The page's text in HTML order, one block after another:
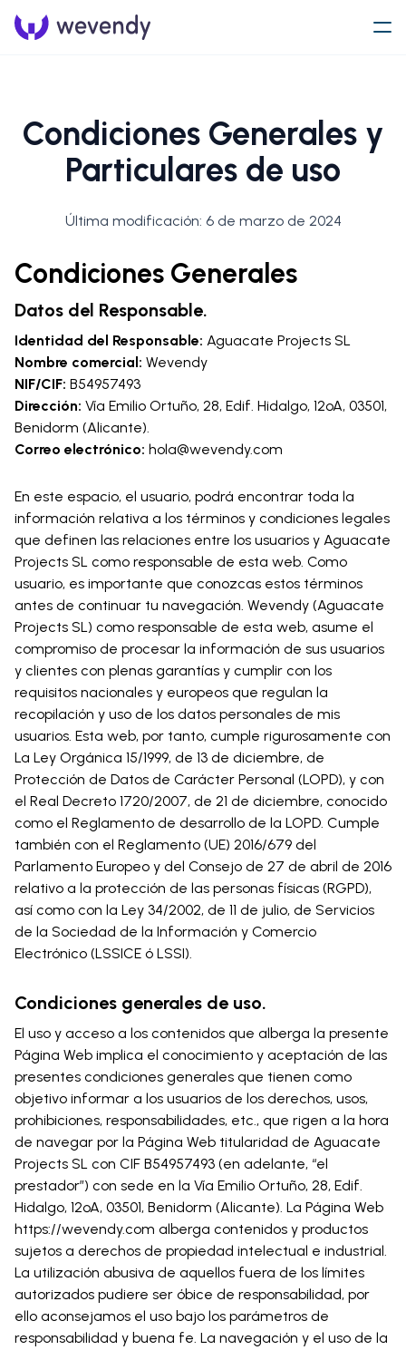
Condiciones Generales y
Particulares de uso
Última modificación: 6 de marzo de 2024
Condiciones Generales
Datos del Responsable.
Identidad del Responsable: Aguacate Projects SL
Nombre comercial: Wevendy
NIF/CIF: B54957493
Dirección: Vía Emilio Ortuño, 28, Edif. Hidalgo, 12ºA, 03501,
Benidorm (Alicante).
Correo electrónico: hola@wevendy.com
En este espacio, el usuario, podrá encontrar toda la
información relativa a los términos y condiciones legales
que definen las relaciones entre los usuarios y Aguacate
Projects SL como responsable de esta web. Como
usuario, es importante que conozcas estos términos
antes de continuar tu navegación. Wevendy (Aguacate
Projects SL) como responsable de esta web, asume el
compromiso de procesar la información de sus usuarios
y clientes con plenas garantías y cumplir con los
requisitos nacionales y europeos que regulan la
recopilación y uso de los datos personales de mis
usuarios. Esta web, por tanto, cumple rigurosamente con
La Ley Orgánica 15/1999, de 13 de diciembre, de
Protección de Datos de Carácter Personal (LOPD), y con
el Real Decreto 1720/2007, de 21 de diciembre, conocido
como el Reglamento de desarrollo de la LOPD. Cumple
también con el Reglamento (UE) 2016/679 del
Parlamento Europeo y del Consejo de 27 de abril de 2016
relativo a la protección de las personas físicas (RGPD),
así como con la Ley 34/2002, de 11 de julio, de Servicios
de la Sociedad de la Información y Comercio
Electrónico (LSSICE ó LSSI).
Condiciones generales de uso.
El uso y acceso a los contenidos que alberga la presente
Página Web implica el conocimiento y aceptación de las
presentes condiciones generales que tienen como
objetivo informar a los usuarios de los derechos, usos,
prohibiciones, responsabilidades, etc., que rigen a la hora
de navegar por la Página Web titularidad de Aguacate
Projects SL con CIF B54957493 (en adelante, “el
prestador”) con sede en la Vía Emilio Ortuño, 28, Edif.
Hidalgo, 12ºA, 03501, Benidorm (Alicante). La Página Web
https://wevendy.com alberga contenidos y productos
sujetos a derechos de propiedad intelectual e industrial.
La utilización abusiva de aquellos fuera de los límites
autorizados pudiere ser óbice de responsabilidad, por
ello aconsejamos el uso bajo los parámetros de
responsabilidad y buena fe. La navegación y el uso de la